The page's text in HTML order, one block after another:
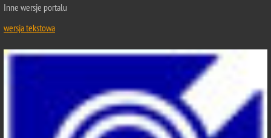
Inne wersje portalu
wersja tekstowa